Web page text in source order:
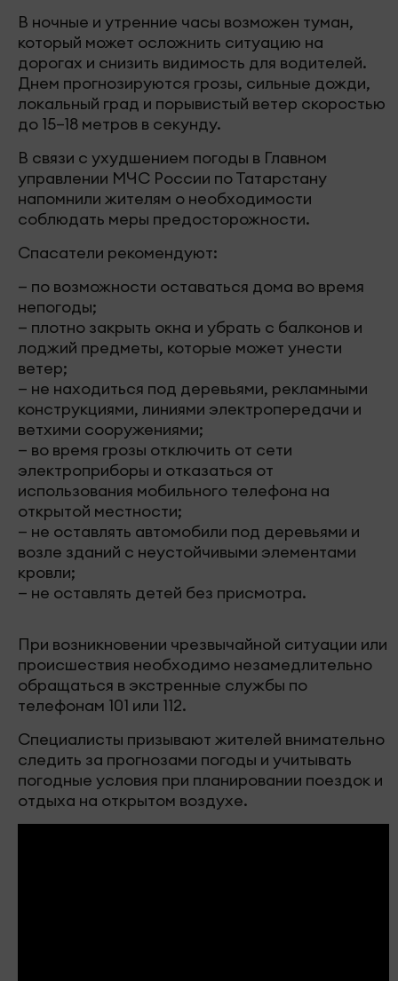
В ночные и утренние часы возможен туман,
который может осложнить ситуацию на
дорогах и снизить видимость для водителей.
Днем прогнозируются грозы, сильные дожди,
локальный град и порывистый ветер скоростью
до 15–18 метров в секунду.
В связи с ухудшением погоды в Главном
управлении МЧС России по Татарстану
напомнили жителям о необходимости
соблюдать меры предосторожности.
Спасатели рекомендуют:
— по возможности оставаться дома во время
непогоды;
— плотно закрыть окна и убрать с балконов и
лоджий предметы, которые может унести
ветер;
— не находиться под деревьями, рекламными
конструкциями, линиями электропередачи и
ветхими сооружениями;
— во время грозы отключить от сети
электроприборы и отказаться от
использования мобильного телефона на
открытой местности;
— не оставлять автомобили под деревьями и
возле зданий с неустойчивыми элементами
кровли;
— не оставлять детей без присмотра.
При возникновении чрезвычайной ситуации или
происшествия необходимо незамедлительно
обращаться в экстренные службы по
телефонам 101 или 112.
Специалисты призывают жителей внимательно
следить за прогнозами погоды и учитывать
погодные условия при планировании поездок и
отдыха на открытом воздухе.